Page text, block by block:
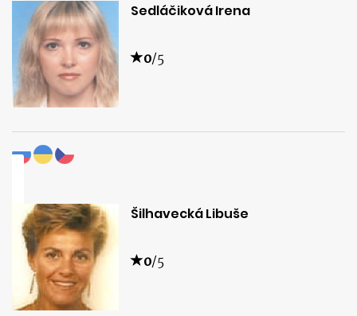
Sedláčiková Irena
0/5
Šilhavecká Libuše
0/5